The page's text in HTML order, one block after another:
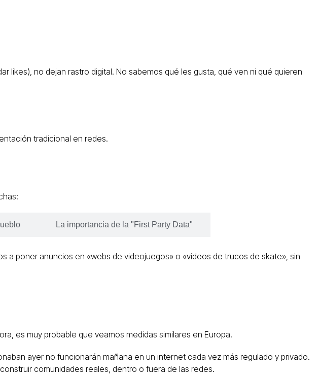
likes), no dejan rastro digital. No sabemos qué les gusta, qué ven ni qué quieren
tradicional en redes.
La importancia de la "First Party Data"
a poner anuncios en «webs de videojuegos» o «videos de trucos de skate», sin
es muy probable que veamos medidas similares en Europa.
ayer no funcionarán mañana en un internet cada vez más regulado y privado.
comunidades reales, dentro o fuera de las redes.